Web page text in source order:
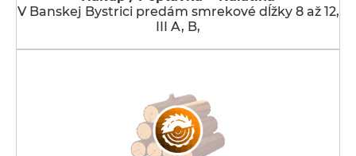
V Banskej Bystrici predám smrekové dĺžky 8 až 12,
III A, B,